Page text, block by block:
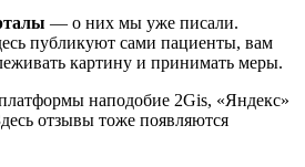
— о них мы уже писали.
публикуют сами пациенты, вам
картину и принимать меры.
наподобие 2Gis, «Яндекс»
отзывы тоже появляются